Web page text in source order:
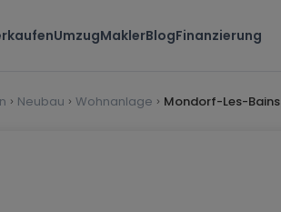
UmzugMaklerBlogFinanzierung
Neubau Wohnanlage Mondorf-Les-Bains